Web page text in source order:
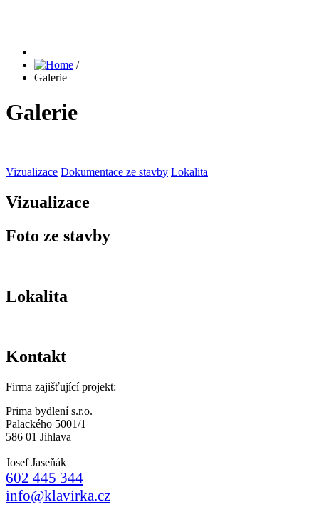
/
Galerie
Galerie
Vizualizace Dokumentace ze stavby Lokalita
Vizualizace
Foto ze stavby
Lokalita
Kontakt
Firma zajišťující projekt:
Prima bydlení s.r.o.
Palackého 5001/1
586 01 Jihlava
Josef Jaseňák
602 445 344
info@klavirka.cz